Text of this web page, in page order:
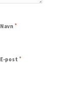
Navn *
E-post *